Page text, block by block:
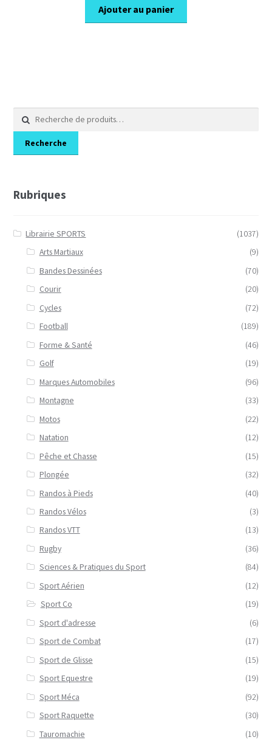
initial
était :
actuel
est :
Ajouter au panier
pour :
Recherche
Rubriques
Librairie SPORTS
(1037)
Arts Martiaux
(9)
Bandes Dessinées
(70)
Courir
(20)
Cycles
(72)
Football
(189)
Forme & Santé
(46)
Golf
(19)
Marques Automobiles
(96)
Montagne
(33)
Motos
(22)
Natation
(12)
Pêche et Chasse
(15)
Plongée
(32)
Randos à Pieds
(40)
Randos Vélos
(3)
Randos VTT
(13)
Rugby
(36)
Sciences & Pratiques du Sport
(84)
Sport Aérien
(12)
Sport Co
(19)
Sport d'adresse
(6)
Sport de Combat
(17)
Sport de Glisse
(15)
Sport Equestre
(19)
Sport Méca
(92)
Sport Raquette
(30)
Tauromachie
(10)